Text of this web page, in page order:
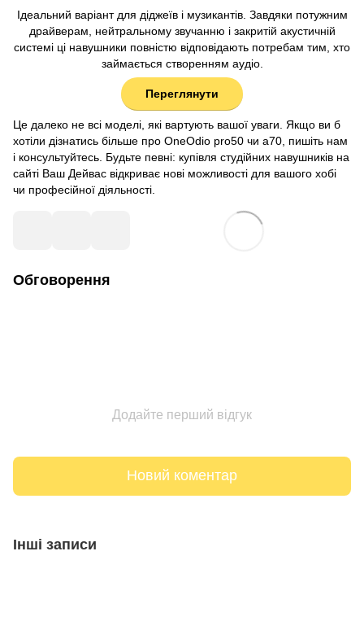
Iдеальний варіант для діджеїв і музикантів. Завдяки потужним
драйверам, нейтральному звучанню і закритій акустичній
системі ці навушники повністю відповідають потребам тим, хто
займається створенням аудіо.
Переглянути
Це далеко не всі моделі, які вартують вашої уваги. Якщо ви б
хотіли дізнатись більше про OneOdio pro50 чи a70, пишіть нам
і консультуйтесь. Будьте певні: купівля студійних навушників на
сайті Ваш Дейвас відкриває нові можливості для вашого хобі
чи професійної діяльності.
Обговорення
Додайте перший відгук
Новий коментар
Інші записи